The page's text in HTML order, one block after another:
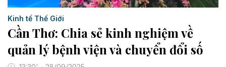
Kinh tế Thế Giới
Cần Thơ: Chia sẻ kinh nghiệm về
quản lý bệnh viện và chuyển đổi số